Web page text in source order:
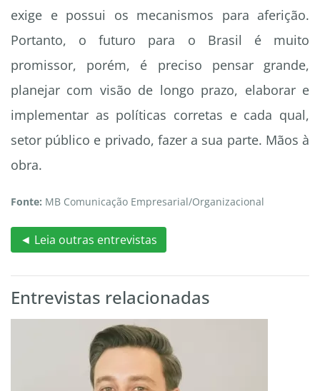
exige e possui os mecanismos para aferição.
Portanto, o futuro para o Brasil é muito
promissor, porém, é preciso pensar grande,
planejar com visão de longo prazo, elaborar e
implementar as políticas corretas e cada qual,
setor público e privado, fazer a sua parte. Mãos à
obra.
Fonte: MB Comunicação Empresarial/Organizacional
◄ Leia outras entrevistas
Entrevistas relacionadas